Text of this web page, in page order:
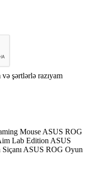
şərtlərlə razıyam
Mouse ASUS ROG
Lab Edition ASUS
ASUS ROG Oyun